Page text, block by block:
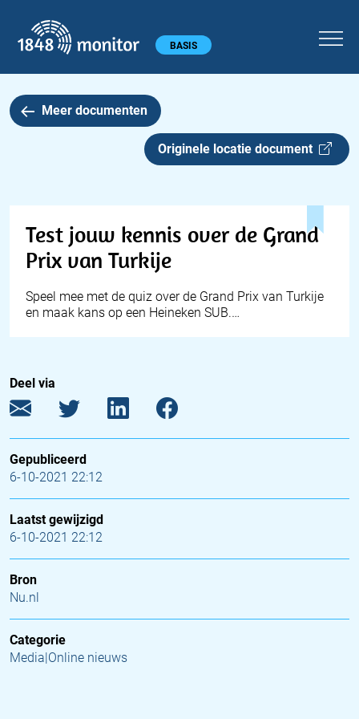
Hoofdmenu BASIS
Meer documenten
Originele locatie document
Test jouw kennis over de Grand
Prix van Turkije
Speel mee met de quiz over de Grand Prix van Turkije
en maak kans op een Heineken SUB.…
Deel via
Gepubliceerd
6-10-2021 22:12
Laatst gewijzigd
6-10-2021 22:12
Bron
Nu.nl
Categorie
Media|Online nieuws